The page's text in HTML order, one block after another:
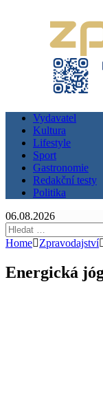
Vydavatel
Kultura
Lifestyle
Sport
Gastronomie
Redakční testy
Politika
06.08.2026
Vyhledávání
Home
Zpravodajství
Energická